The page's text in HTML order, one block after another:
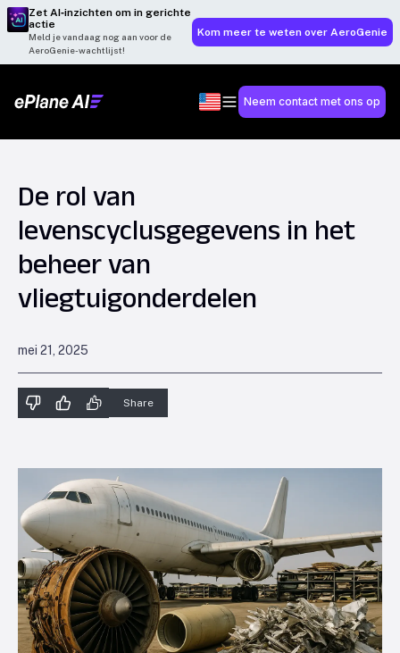
Zet AI‑inzichten om in gerichte
actie
Meld je vandaag nog aan voor de
AeroGenie-wachtlijst!
Kom meer te weten over AeroGenie
Neem contact met ons op
De rol van
levenscyclusgegevens in het
beheer van
vliegtuigonderdelen
mei 21, 2025
Share